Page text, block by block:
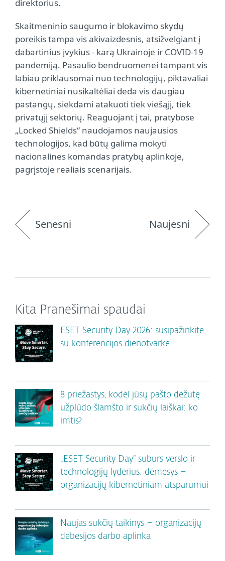
direktorius.
Skaitmeninio saugumo ir blokavimo skydų
poreikis tampa vis akivaizdesnis, atsižvelgiant į
dabartinius įvykius - karą Ukrainoje ir COVID-19
pandemiją. Pasaulio bendruomenei tampant vis
labiau priklausomai nuo technologijų, piktavaliai
kibernetiniai nusikaltėliai deda vis daugiau
pastangų, siekdami atakuoti tiek viešąjį, tiek
privatųjį sektorių. Reaguojant į tai, pratybose
„Locked Shields“ naudojamos naujausios
technologijos, kad būtų galima mokyti
nacionalines komandas pratybų aplinkoje,
pagrįstoje realiais scenarijais.
Senesni Naujesni
Kita Pranešimai spaudai
ESET Security Day 2026: susipažinkite
su konferencijos dienotvarke
8 priežastys, kodėl jūsų pašto dėžutę
užplūdo šlamšto ir sukčių laiškai: ko
imtis?
„ESET Security Day“ suburs verslo ir
technologijų lyderius: dėmesys –
organizacijų kibernetiniam atsparumui
Naujas sukčių taikinys – organizacijų
debesijos darbo aplinka